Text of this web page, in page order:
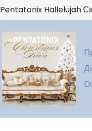
Pentatonix Hallelujah